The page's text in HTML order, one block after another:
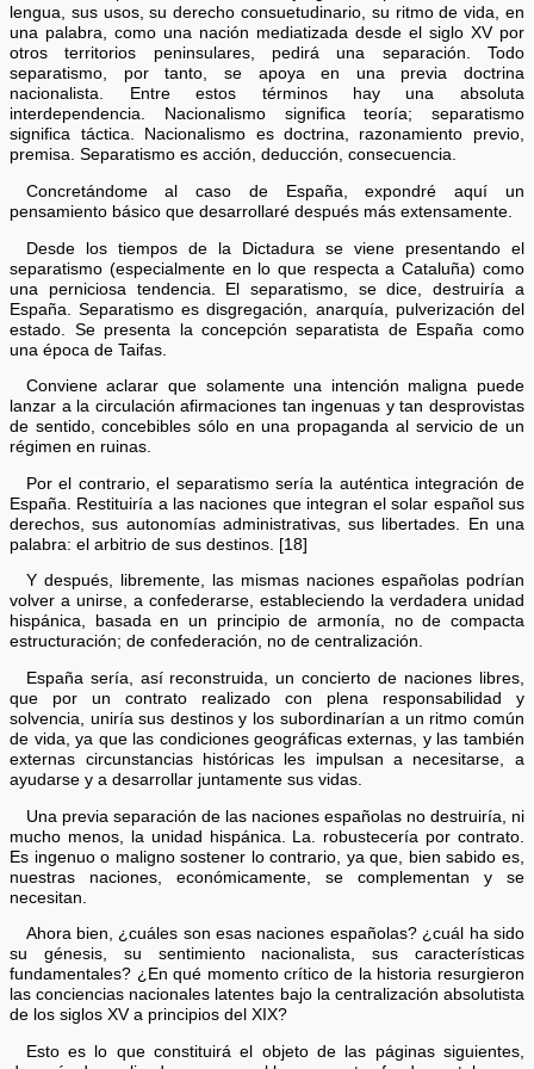
lengua, sus usos, su derecho consuetudinario, su ritmo de vida, en
una palabra, como una nación mediatizada desde el siglo XV por
otros territorios peninsulares, pedirá una separación. Todo
separatismo, por tanto, se apoya en una previa doctrina
nacionalista. Entre estos términos hay una absoluta
interdependencia. Nacionalismo significa teoría; separatismo
significa táctica. Nacionalismo es doctrina, razonamiento previo,
premisa. Separatismo es acción, deducción, consecuencia.
Concretándome al caso de España, expondré aquí un
pensamiento básico que desarrollaré después más extensamente.
Desde los tiempos de la Dictadura se viene presentando el
separatismo (especialmente en lo que respecta a Cataluña) como
una perniciosa tendencia. El separatismo, se dice, destruiría a
España. Separatismo es disgregación, anarquía, pulverización del
estado. Se presenta la concepción separatista de España como
una época de Taifas.
Conviene aclarar que solamente una intención maligna puede
lanzar a la circulación afirmaciones tan ingenuas y tan desprovistas
de sentido, concebibles sólo en una propaganda al servicio de un
régimen en ruinas.
Por el contrario, el separatismo sería la auténtica integración de
España. Restituiría a las naciones que integran el solar español sus
derechos, sus autonomías administrativas, sus libertades. En una
palabra: el arbitrio de sus destinos. [18]
Y después, libremente, las mismas naciones españolas podrían
volver a unirse, a confederarse, estableciendo la verdadera unidad
hispánica, basada en un principio de armonía, no de compacta
estructuración; de confederación, no de centralización.
España sería, así reconstruida, un concierto de naciones libres,
que por un contrato realizado con plena responsabilidad y
solvencia, uniría sus destinos y los subordinarían a un ritmo común
de vida, ya que las condiciones geográficas externas, y las también
externas circunstancias históricas les impulsan a necesitarse, a
ayudarse y a desarrollar juntamente sus vidas.
Una previa separación de las naciones españolas no destruiría, ni
mucho menos, la unidad hispánica. La. robustecería por contrato.
Es ingenuo o maligno sostener lo contrario, ya que, bien sabido es,
nuestras naciones, económicamente, se complementan y se
necesitan.
Ahora bien, ¿cuáles son esas naciones españolas? ¿cuál ha sido
su génesis, su sentimiento nacionalista, sus características
fundamentales? ¿En qué momento crítico de la historia resurgieron
las conciencias nacionales latentes bajo la centralización absolutista
de los siglos XV a principios del XIX?
Esto es lo que constituirá el objeto de las páginas siguientes,